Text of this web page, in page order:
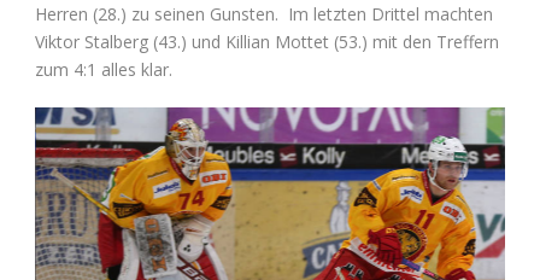
Herren (28.) zu seinen Gunsten. Im letzten Drittel machten
Viktor Stalberg (43.) und Killian Mottet (53.) mit den Treffern
zum 4:1 alles klar.